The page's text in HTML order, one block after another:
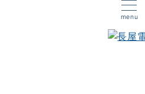
menu
スタッフメッセ